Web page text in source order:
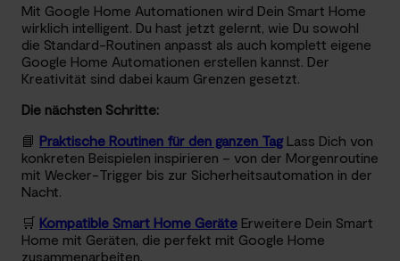
Mit Google Home Automationen wird Dein Smart Home
wirklich intelligent. Du hast jetzt gelernt, wie Du sowohl
die Standard-Routinen anpasst als auch komplett eigene
Google Home Automationen erstellen kannst. Der
Kreativität sind dabei kaum Grenzen gesetzt.
Die nächsten Schritte:
📘 Praktische Routinen für den ganzen Tag Lass Dich von
konkreten Beispielen inspirieren – von der Morgenroutine
mit Wecker-Trigger bis zur Sicherheitsautomation in der
Nacht.
🛒 Kompatible Smart Home Geräte Erweitere Dein Smart
Home mit Geräten, die perfekt mit Google Home
zusammenarbeiten.